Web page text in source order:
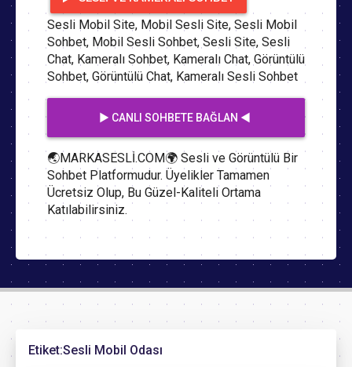
Sesli Mobil Site, Mobil Sesli Site, Sesli Mobil
Sohbet, Mobil Sesli Sohbet, Sesli Site, Sesli
Chat, Kameralı Sohbet, Kameralı Chat, Görüntülü
Sohbet, Görüntülü Chat, Kameralı Sesli Sohbet
▶️ CANLI SOHBETE BAĞLAN ◀️
🌏MARKASESLİ.COM🌍 Sesli ve Görüntülü Bir
Sohbet Platformudur. Üyelikler Tamamen
Ücretsiz Olup, Bu Güzel-Kaliteli Ortama
Katılabilirsiniz.
Etiket:Sesli Mobil Odası